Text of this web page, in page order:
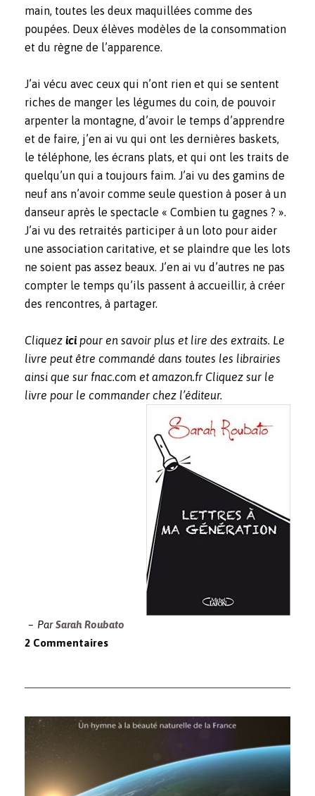
main, toutes les deux maquillées comme des
poupées. Deux élèves modèles de la consommation
et du règne de l’apparence.
J’ai vécu avec ceux qui n’ont rien et qui se sentent
riches de manger les légumes du coin, de pouvoir
arpenter la montagne, d’avoir le temps d’apprendre
et de faire, j’en ai vu qui ont les dernières baskets,
le téléphone, les écrans plats, et qui ont les traits de
quelqu’un qui a toujours faim. J’ai vu des gamins de
neuf ans n’avoir comme seule question à poser à un
danseur après le spectacle « Combien tu gagnes ? ».
J’ai vu des retraités participer à un loto pour aider
une association caritative, et se plaindre que les lots
ne soient pas assez beaux. J’en ai vu d’autres ne pas
compter le temps qu’ils passent à accueillir, à créer
des rencontres, à partager.
Cliquez ici pour en savoir plus et lire des extraits. Le
livre peut être commandé dans toutes les librairies
ainsi que sur fnac.com et amazon.fr Cliquez sur le
livre pour le commander chez l’éditeur.
ParSarah Roubato
2 Commentaires